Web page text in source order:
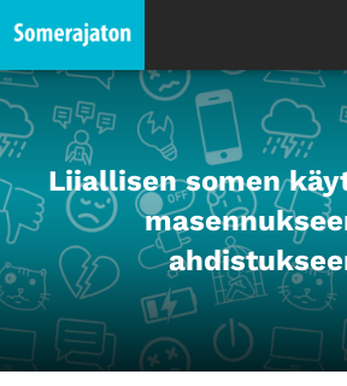
Liiallisen somen